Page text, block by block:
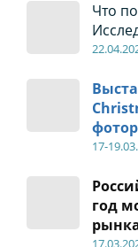
Что
22.04
17-19.0
год
17.0